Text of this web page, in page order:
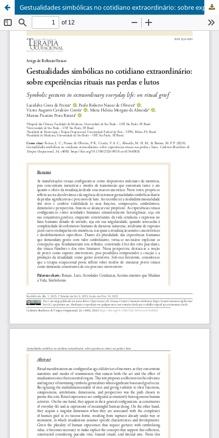
Gestualidades simbólicas no cotidiano extraordinário: sobre experiências rituais nas perdas e lutos